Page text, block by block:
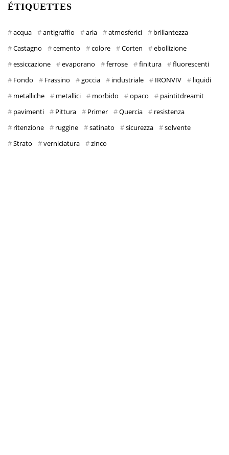
ÉTIQUETTES
acqua antigraffio aria atmosferici
brillantezza
Castagno
cemento colore Corten
ebollizione
essiccazione
evaporano ferrose finitura
fluorescenti
Fondo
Frassino goccia industriale IRONVIV
liquidi
metalliche
metallici morbido opaco
paintitdreamit
pavimenti
Pittura Primer Quercia
resistenza
ritenzione
ruggine satinato sicurezza
solvente
Strato
verniciatura zinco